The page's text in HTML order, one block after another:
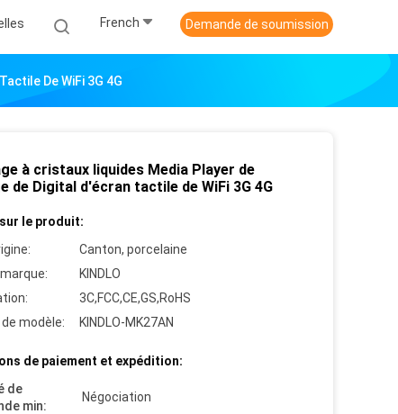
French Demande de soumission
De WiFi 3G 4G
à cristaux liquides Media Player de
de Digital d'écran tactile de WiFi 3G 4G
le produit:
Canton, porcelaine
KINDLO
3C,FCC,CE,GS,RoHS
modèle:
KINDLO-MK27AN
de paiement et expédition:
de
min:
Négociation